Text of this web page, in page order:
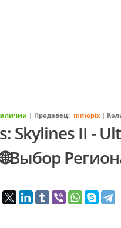
| Продавец: mmopix |
Skylines II -